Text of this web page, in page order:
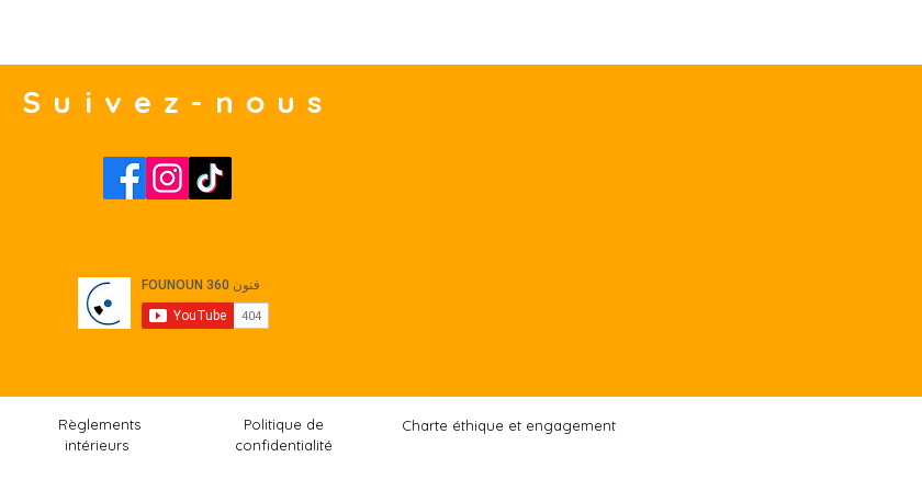
Suivez-nous
Règlements
intérieurs
Politique de
confidentialité
Charte éthique et engagement